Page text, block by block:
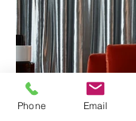
Phone Email